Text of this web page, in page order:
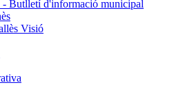
Butlletí d'informació municipal
Visió